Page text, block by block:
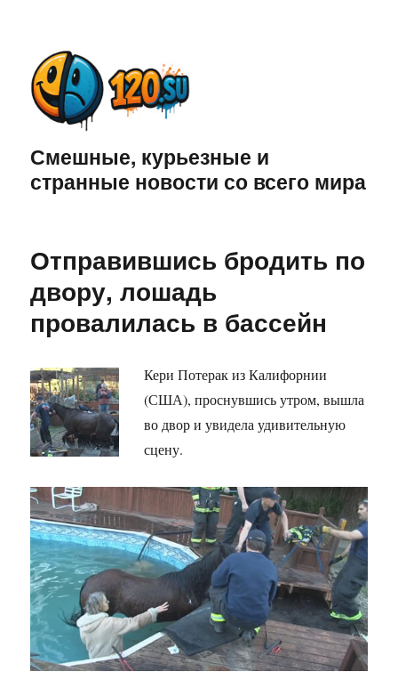
Смешные, курьезные и
странные новости со всего мира
Отправившись бродить по
двору, лошадь
провалилась в бассейн
Кери Потерак из Калифорнии
(США), проснувшись утром, вышла
во двор и увидела удивительную
сцену.